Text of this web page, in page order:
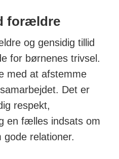
forældre
og gensidig tillid
for børnenes trivsel.
med at afstemme
Det er
respekt,
en fælles indsats om
relationer.